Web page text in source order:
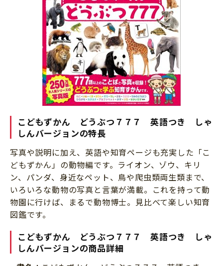
こどもずかん どうぶつ７７７ 英語つき しゃ
しんバージョンの特長
写真や説明に加え、英語や知育ページも充実した「こ
どもずかん」の動物編です。ライオン、ゾウ、キリ
ン、パンダ、身近なペット、鳥や爬虫類両生類まで、
いろいろな動物の写真と言葉が満載。これを持って動
物園に行けば、まるで動物博士。見比べて楽しい知育
図鑑です。
こどもずかん どうぶつ７７７ 英語つき しゃ
しんバージョンの商品詳細